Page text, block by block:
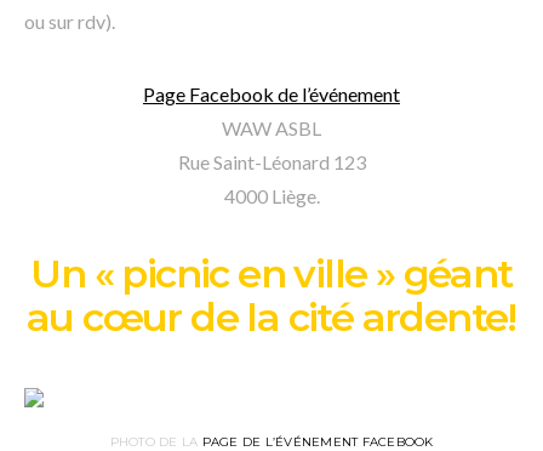
ou sur rdv).
Page Facebook de l’événement
WAW ASBL
Rue Saint-Léonard 123
4000 Liège.
Un « picnic en ville » géant
au cœur de la cité ardente!
PHOTO DE LA PAGE DE L’ÉVÉNEMENT FACEBOOK